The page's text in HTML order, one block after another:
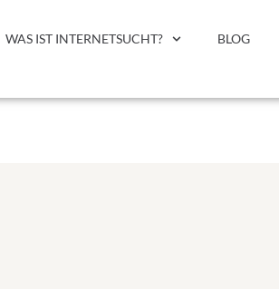
WAS IST INTERNETSUCHT? BLOG